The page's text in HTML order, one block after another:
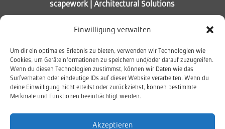
Einwilligung verwalten
Um dir ein optimales Erlebnis zu bieten, verwenden wir Technologien wie
Cookies, um Geräteinformationen zu speichern und/oder darauf zuzugreifen.
Wenn du diesen Technologien zustimmst, können wir Daten wie das
Surfverhalten oder eindeutige IDs auf dieser Website verarbeiten. Wenn du
deine Einwilligung nicht erteilst oder zurückziehst, können bestimmte
Merkmale und Funktionen beeinträchtigt werden.
Akzeptieren
scapework | Architectural Solutions
Muldenhammer – Deutschland
info@scapework.de
Netzwerk